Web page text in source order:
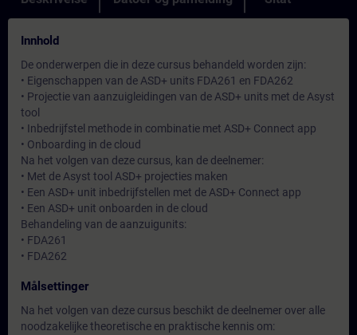
Innhold
De onderwerpen die in deze cursus behandeld worden zijn:
• Eigenschappen van de ASD+ units FDA261 en FDA262
• Projectie van aanzuigleidingen van de ASD+ units met de Asyst
tool
• Inbedrijfstel methode in combinatie met ASD+ Connect app
• Onboarding in de cloud
Na het volgen van deze cursus, kan de deelnemer:
• Met de Asyst tool ASD+ projecties maken
• Een ASD+ unit inbedrijfstellen met de ASD+ Connect app
• Een ASD+ unit onboarden in de cloud
Behandeling van de aanzuigunits:
• FDA261
• FDA262
Målsettinger
Na het volgen van deze cursus beschikt de deelnemer over alle
noodzakelijke theoretische en praktische kennis om: